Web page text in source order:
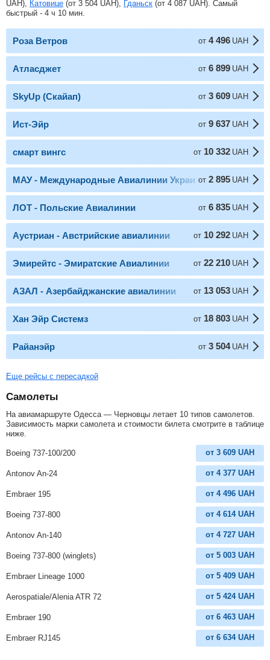
UAH), Катовице (от 3 504 UAH), Гданьск (от 4 087 UAH). Самый
быстрый - 4 ч 10 мин.
Роза Ветров от 4 496 UAH
Атласджет от 6 899 UAH
SkyUp (Скайап) от 3 609 UAH
Ист-Эйр от 9 637 UAH
смарт вингс от 10 332 UAH
МАУ - Международные Авиалинии Украины
от 2 895 UAH
ЛОТ - Польские Авиалинии от 6 835 UAH
Аустриан - Австрийские авиалинии от 10 292 UAH
Эмирейтс - Эмиратские Авиалинии от 22 210 UAH
АЗАЛ - Азербайджанские авиалинии от 13 053 UAH
Хан Эйр Системз от 18 803 UAH
Райанэйр от 3 504 UAH
Еще рейсы с пересадкой
Самолеты
На авиамаршруте Одесса — Черновцы летает 10 типов самолетов.
Зависимость марки самолета и стоимости билета смотрите в таблице
ниже.
Boeing 737-100/200 от 3 609 UAH
Antonov An-24 от 4 377 UAH
Embraer 195 от 4 496 UAH
Boeing 737-800 от 4 614 UAH
Antonov An-140 от 4 727 UAH
Boeing 737-800 (winglets) от 5 003 UAH
Embraer Lineage 1000 от 5 409 UAH
Aerospatiale/Alenia ATR 72 от 5 424 UAH
Embraer 190 от 6 463 UAH
Embraer RJ145 от 6 634 UAH